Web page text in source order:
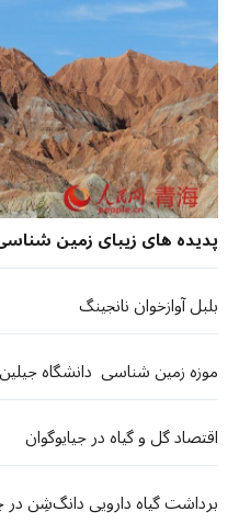
پدیده های زیبای زمین
بلبل آوازخوان نانجینگ
موزه زمین شناسی دانشگاه جیلین
اقتصاد گل و گیاه در جیایوگوان
برداشت گیاه دارویی دانگ‌شِن